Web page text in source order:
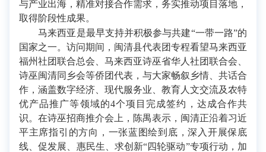
与产业出海，精准对接合作需求，务实推动项目落地，
取得阶段性成果。
马来西亚是最早支持并积极参与共建“一带一路”的
国家之一。访问期间，闽清县代表团专程看望马来西亚
福州社团联合总会、马来西亚诗巫省华人社团联合会、
诗巫闽清同乡会等侨团代表，与大家畅叙乡情、共话合
作，涵盖数字经济、现代服务业、教育人文交流及农特
优产品推广等领域的4个项目完成签约，达成合作共
识。在诗巫招商推介会上，陈禺表示，闽清正沿着习近
平主席指引的方向，一张蓝图绘到底，深入开展保底
线、促发展、惠民生、求创新“四轮驱动”专项行动，加